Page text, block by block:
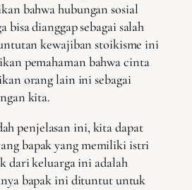
bahwa hubungan sosial
bisa dianggap sebagai salah
kewajiban stoikisme ini
pemahaman bahwa cinta
orang lain ini sebagai
kita.
penjelasan ini, kita dapat
bapak yang memiliki istri
dari keluarga ini adalah
bapak ini dituntut untuk